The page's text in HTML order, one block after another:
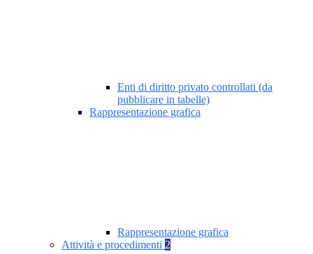
Enti di diritto privato controllati (da
pubblicare in tabelle)
Rappresentazione grafica
Rappresentazione grafica
Attività e procedimenti 2